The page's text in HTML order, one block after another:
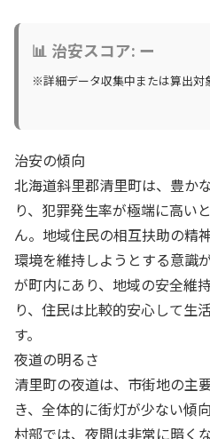
📊 治安スコア: ー
※詳細データ収集中または算出対
治安の傾向
北海道斜里郡清里町は、豊か
り、犯罪発生率が極端に高い
ん。地域住民の相互扶助の精
環境を維持しようとする意識
が町内にあり、地域の安全維
り、住民は比較的安心して生
す。
夜道の明るさ
清里町の夜道は、市街地の主
き、全体的に街灯が少ない傾
村部では、夜間は非常に暗く